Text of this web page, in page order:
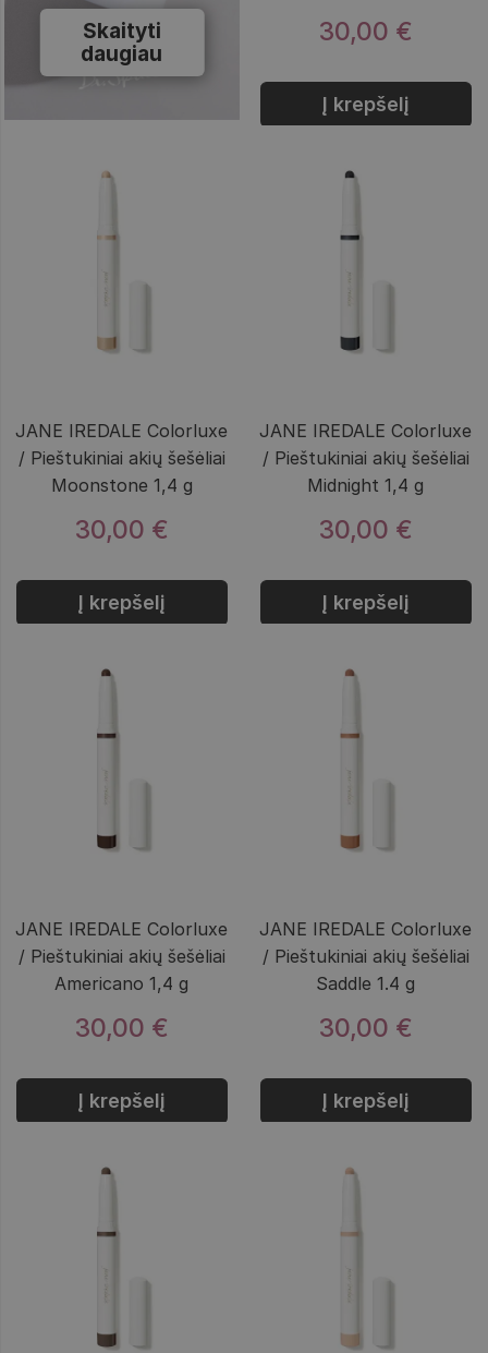
Skaityti
daugiau
30,00 €
Į krepšelį
JANE IREDALE Colorluxe
/ Pieštukiniai akių šešėliai
Moonstone 1,4 g
30,00 €
Į krepšelį
JANE IREDALE Colorluxe
/ Pieštukiniai akių šešėliai
Midnight 1,4 g
30,00 €
Į krepšelį
JANE IREDALE Colorluxe
/ Pieštukiniai akių šešėliai
Americano 1,4 g
30,00 €
Į krepšelį
JANE IREDALE Colorluxe
/ Pieštukiniai akių šešėliai
Saddle 1.4 g
30,00 €
Į krepšelį